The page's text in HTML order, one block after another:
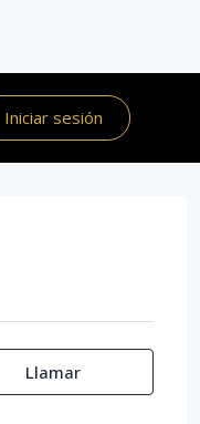
Iniciar sesión
Llamar